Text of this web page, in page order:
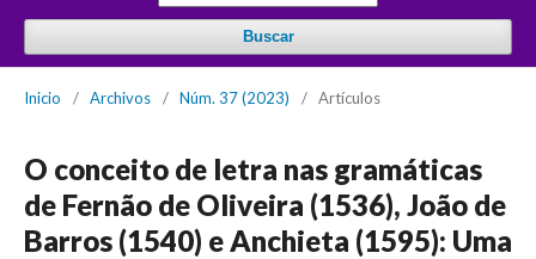
Buscar
Inicio / Archivos / Núm. 37 (2023) / Artículos
O conceito de letra nas gramáticas
de Fernão de Oliveira (1536), João de
Barros (1540) e Anchieta (1595): Uma